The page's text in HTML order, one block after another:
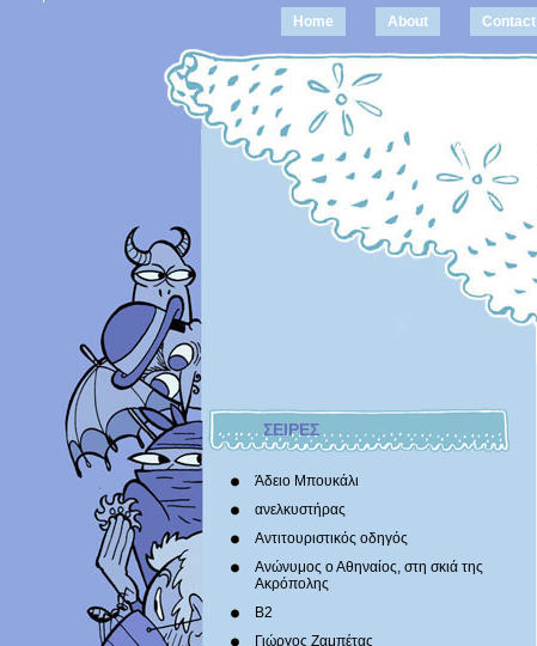
Home About Contact
ΣΕΙΡΕΣ
Άδειο Μπουκάλι
ανελκυστήρας
Αντιτουριστικός οδηγός
Ανώνυμος ο Αθηναίος, στη σκιά της
Ακρόπολης
Β2
Γιώργος Ζαμπέτας